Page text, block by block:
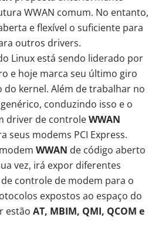
WWAN comum. No entanto,
e flexível o suficiente para
outros drivers.
Linux está sendo liderado por
e hoje marca seu último giro
do kernel. Além de trabalhar no
conduzindo isso e o
driver de controleWWAN
seus modems PCI Express.
WWAN de código aberto
vez, irá expor diferentes
controle de modem para o
expostos ao espaço do
estão AT, MBIM, QMI, QCOM e